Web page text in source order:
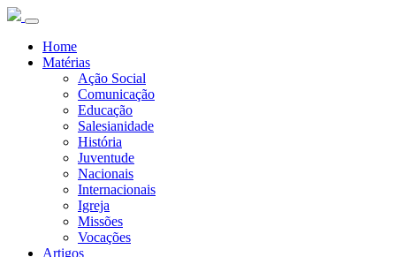
Home
Matérias
Ação Social
Comunicação
Educação
Salesianidade
História
Juventude
Nacionais
Internacionais
Igreja
Missões
Vocações
Artigos